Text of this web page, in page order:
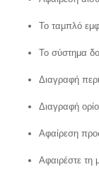
Το ταμπλό
Το σύστημα
Διαγραφή
Διαγραφή
Αφαίρεση
Αφαιρέστε τη